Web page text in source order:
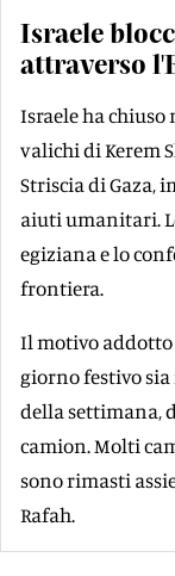
Israele
attraverso
Israele ha chiuso
valichi di Kerem
Striscia di Gaza,
aiuti umanitari.
egiziana e lo
frontiera.
Il motivo addotto
giorno festivo
della settimana,
camion. Molti
sono rimasti
Rafah.